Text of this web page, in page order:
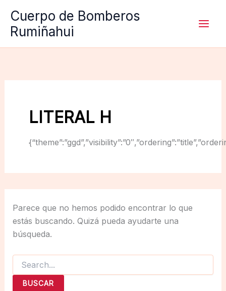
contenido
Cuerpo de Bomberos
Rumiñahui
LITERAL H
Parece que no hemos podido encontrar lo que
estás buscando. Quizá pueda ayudarte una
búsqueda.
Buscar
por: